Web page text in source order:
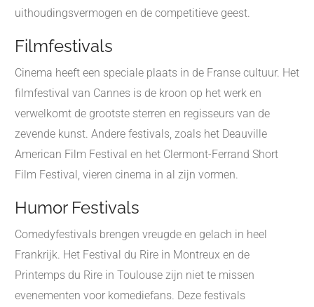
uithoudingsvermogen en de competitieve geest.
Filmfestivals
Cinema heeft een speciale plaats in de Franse cultuur. Het
filmfestival van Cannes is de kroon op het werk en
verwelkomt de grootste sterren en regisseurs van de
zevende kunst. Andere festivals, zoals het Deauville
American Film Festival en het Clermont-Ferrand Short
Film Festival, vieren cinema in al zijn vormen.
Humor Festivals
Comedyfestivals brengen vreugde en gelach in heel
Frankrijk. Het Festival du Rire in Montreux en de
Printemps du Rire in Toulouse zijn niet te missen
evenementen voor komediefans. Deze festivals